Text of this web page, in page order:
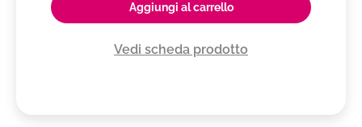
Aggiungi al carrello
Vedi scheda prodotto